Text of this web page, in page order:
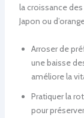
la croissance des
Japon ou
Arroser de
une baisse
améliore la
Pratiquer la
pour